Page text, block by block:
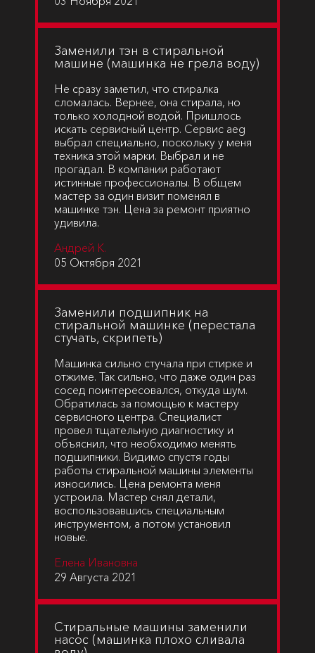
Заменили тэн в стиральной
машине (машинка не грела воду)
Не сразу заметил, что стиралка
сломалась. Вернее, она стирала, но
только холодной водой. Пришлось
искать сервисный центр. Сервис aeg
выбрал специально, поскольку у меня
техника этой марки. Выбрал и не
прогадал. В компании работают
истинные профессионалы. В общем
мастер за один визит поменял в
машинке тэн. Цена за ремонт приятно
удивила.
Андрей К.
05 Октября 2021
Заменили подшипник на
стиральной машинке (перестала
стучать, скрипеть)
Машинка сильно стучала при стирке и
отжиме. Так сильно, что даже один раз
сосед поинтересовался, откуда шум.
Обратилась за помощью к мастеру
сервисного центра. Специалист
провел тщательную диагностику и
объяснил, что необходимо менять
подшипники. Видимо спустя годы
работы стиральной машины элементы
износились. Цена ремонта меня
устроила. Мастер снял детали,
воспользовавшись специальным
инструментом, а потом установил
новые.
Елена Ивановна
29 Августа 2021
Cтиральные машины заменили
насос (машинка плохо сливала